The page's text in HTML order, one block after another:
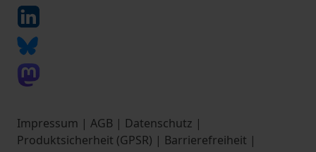
Impressum | AGB | Datenschutz |
Produktsicherheit (GPSR) | Barrierefreiheit |